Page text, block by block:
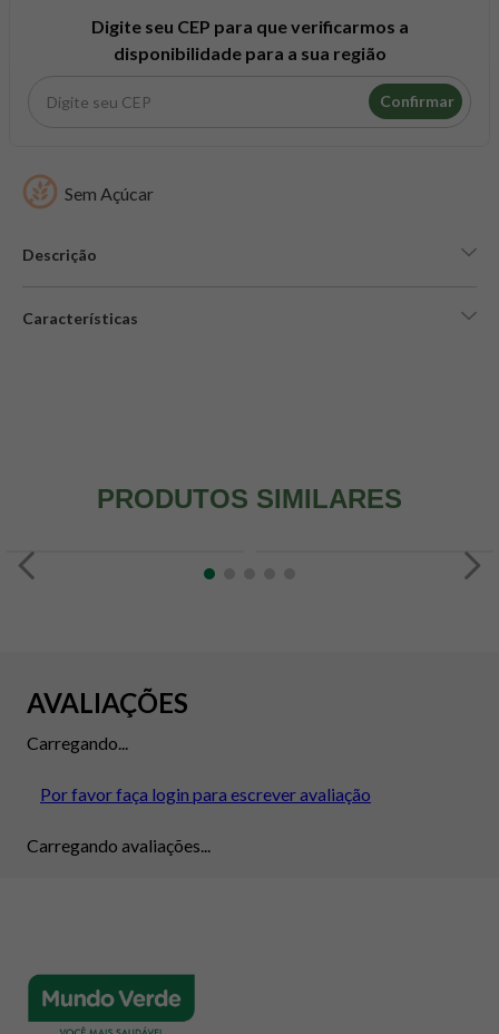
Digite seu CEP para que verificarmos a
disponibilidade para a sua região
Confirmar
Sem Açúcar
Descrição
Características
PRODUTOS SIMILARES
AVALIAÇÕES
Carregando...
Por favor faça login para escrever avaliação
Carregando avaliações...
psyllium